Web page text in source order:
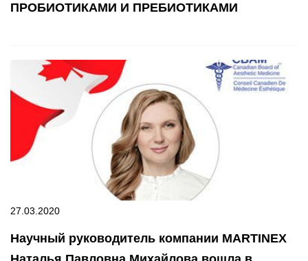
ПРОБИОТИКАМИ И ПРЕБИОТИКАМИ
27.03.2020
Научный руководитель компании MARTINEX